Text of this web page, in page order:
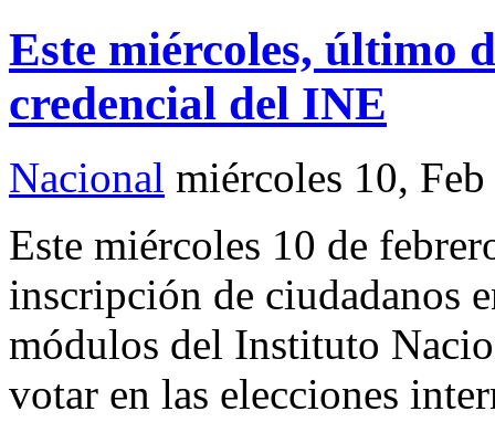
Este miércoles, último
credencial del INE
Nacional miércoles 10,
Este miércoles 10 de
inscripción de ciudadanos
módulos del Instituto
votar en las elecciones